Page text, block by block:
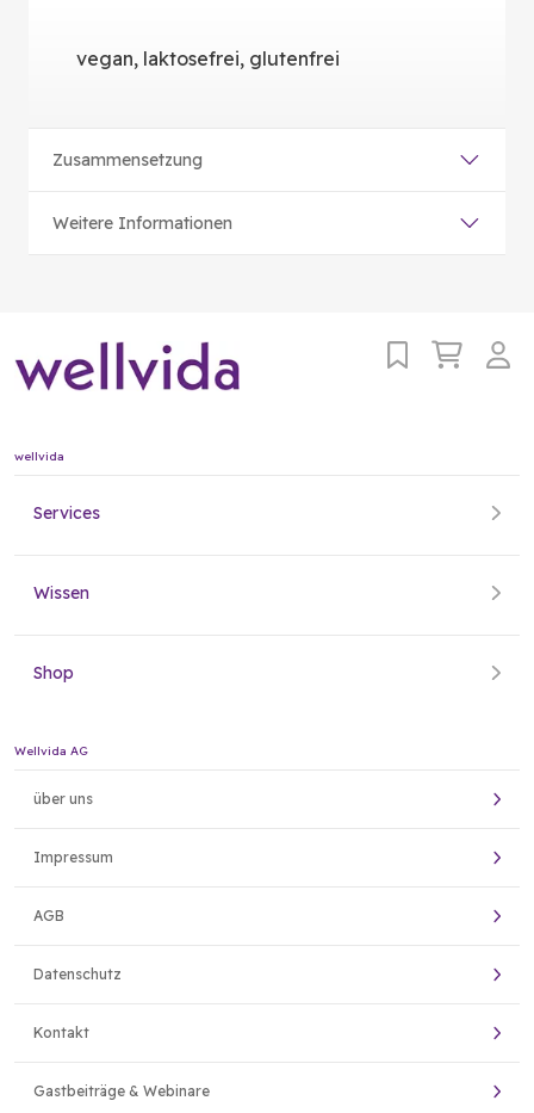
vegan, laktosefrei, glutenfrei
Zusammensetzung
Weitere Informationen
wellvida
Services
Wissen
Shop
Wellvida AG
über uns
Impressum
AGB
Datenschutz
Kontakt
Gastbeiträge & Webinare